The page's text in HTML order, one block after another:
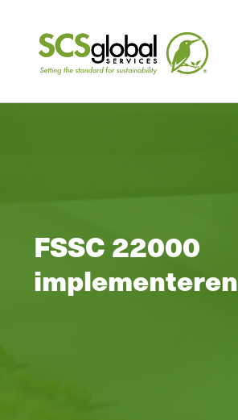
FSSC 22000
implementeren